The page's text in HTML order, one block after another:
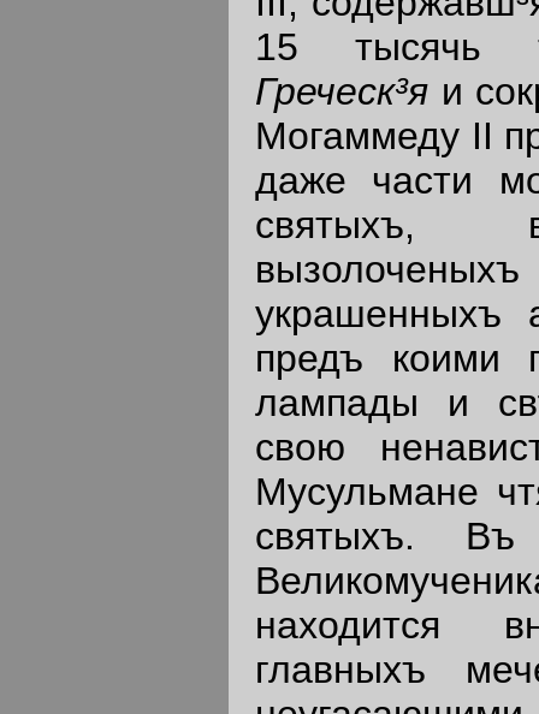
15 тысячь
Греческ³я и
Могаммеду II
даже части
святыхъ,
украшенныхъ
предъ коими
лампады и
свою
Мусульмане
святыхъ. Въ
находится
главныхъ